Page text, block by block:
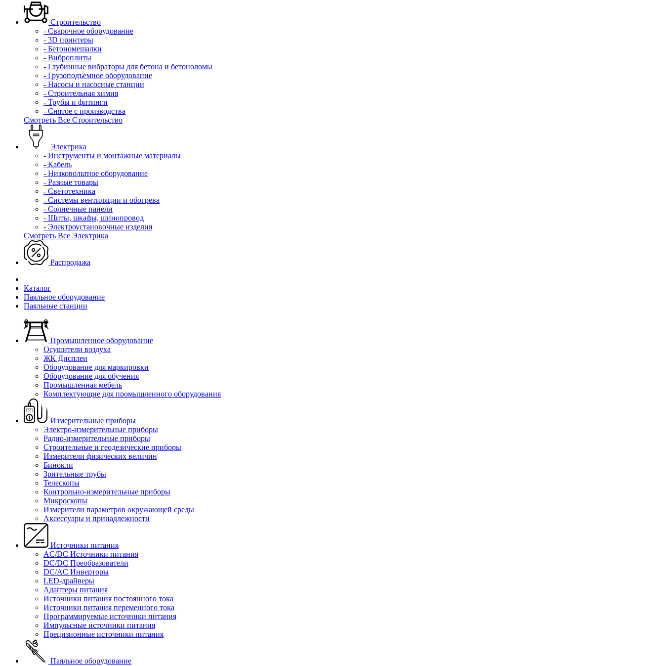
Строительство
- Сварочное оборудование
- 3D принтеры
- Бетономешалки
- Виброплиты
- Глубинные вибраторы для бетона и бетоноломы
- Грузоподъемное оборудование
- Насосы и насосные станции
- Строительная химия
- Трубы и фитинги
- Снятое с производства
Смотреть Все Строительство
Электрика
- Инструменты и монтажные материалы
- Кабель
- Низковольтное оборудование
- Разные товары
- Светотехника
- Системы вентиляции и обогрева
- Солнечные панели
- Щиты, шкафы, шинопровод
- Электроустановочные изделия
Смотреть Все Электрика
Распродажа
Каталог
Паяльное оборудование
Паяльные станции
Промышленное оборудование
Осушители воздуха
ЖК Дисплеи
Оборудование для маркировки
Оборудование для обучения
Промышленная мебель
Комплектующие для промышленного оборудования
Измерительные приборы
Электро-измерительные приборы
Радио-измерительные приборы
Строительные и геодезические приборы
Измерители физических величин
Бинокли
Зрительные трубы
Телескопы
Контрольно-измерительные приборы
Микроскопы
Измерители параметров окружающей среды
Аксессуары и принадлежности
Источники питания
AC/DC Источники питания
DC/DC Преобразователи
DC/AC Инверторы
LED-драйверы
Адаптеры питания
Источники питания постоянного тока
Источники питания переменного тока
Программируемые источники питания
Импульсные источники питания
Прецизионные источники питания
Паяльное оборудование